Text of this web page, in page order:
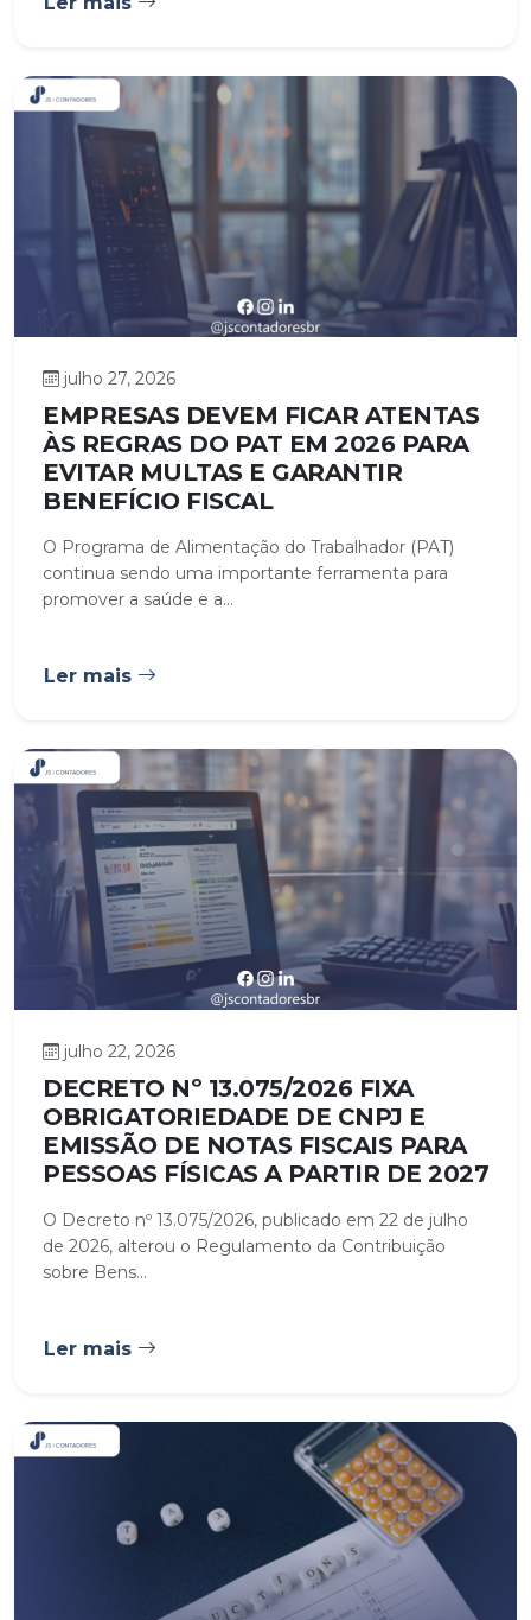
julho 27, 2026
EMPRESAS DEVEM FICAR ATENTAS
ÀS REGRAS DO PAT EM 2026 PARA
EVITAR MULTAS E GARANTIR
BENEFÍCIO FISCAL
O Programa de Alimentação do Trabalhador (PAT)
continua sendo uma importante ferramenta para
promover a saúde e a...
Ler mais
julho 22, 2026
DECRETO Nº 13.075/2026 FIXA
OBRIGATORIEDADE DE CNPJ E
EMISSÃO DE NOTAS FISCAIS PARA
PESSOAS FÍSICAS A PARTIR DE 2027
O Decreto nº 13.075/2026, publicado em 22 de julho
de 2026, alterou o Regulamento da Contribuição
sobre Bens...
Ler mais